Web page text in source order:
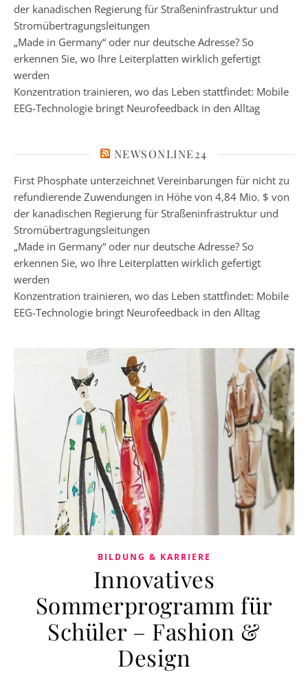
der kanadischen Regierung für Straßeninfrastruktur und
Stromübertragungsleitungen
„Made in Germany“ oder nur deutsche Adresse? So
erkennen Sie, wo Ihre Leiterplatten wirklich gefertigt
werden
Konzentration trainieren, wo das Leben stattfindet: Mobile
EEG-Technologie bringt Neurofeedback in den Alltag
NEWSONLINE24
First Phosphate unterzeichnet Vereinbarungen für nicht zu
refundierende Zuwendungen in Höhe von 4,84 Mio. $ von
der kanadischen Regierung für Straßeninfrastruktur und
Stromübertragungsleitungen
„Made in Germany“ oder nur deutsche Adresse? So
erkennen Sie, wo Ihre Leiterplatten wirklich gefertigt
werden
Konzentration trainieren, wo das Leben stattfindet: Mobile
EEG-Technologie bringt Neurofeedback in den Alltag
BILDUNG & KARRIERE
Innovatives
Sommerprogramm für
Schüler – Fashion &
Design